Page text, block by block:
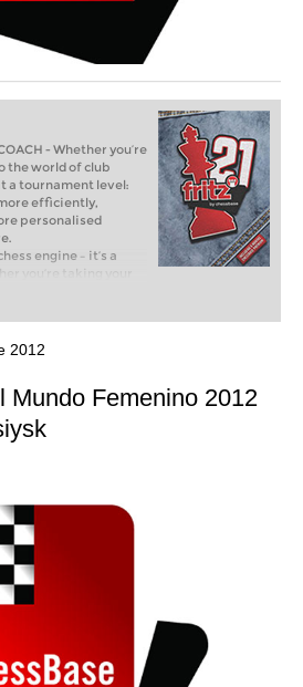
- Whether you’re
the world of club
a tournament level:
efficiently,
personalised
engine – it’s a
you’re taking your
chess, or already
with FRITZ, you can
and with a
than ever before.
2012
Mundo Femenino 2012